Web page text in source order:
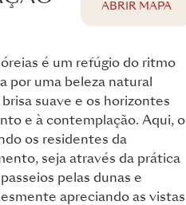
é um refúgio do ritmo
por uma beleza natural
suave e os horizontes
e à contemplação. Aqui, o
os residentes da
seja através da prática
pelas dunas e
apreciando as vistas
ABRIR MAPA